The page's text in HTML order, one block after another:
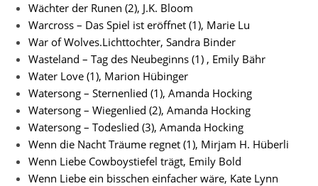
Wächter der Runen (2), J.K. Bloom
Warcross – Das Spiel ist eröffnet (1), Marie Lu
War of Wolves.Lichttochter, Sandra Binder
Wasteland – Tag des Neubeginns (1) , Emily Bähr
Water Love (1), Marion Hübinger
Watersong – Sternenlied (1), Amanda Hocking
Watersong – Wiegenlied (2), Amanda Hocking
Watersong – Todeslied (3), Amanda Hocking
Wenn die Nacht Träume regnet (1), Mirjam H. Hüberli
Wenn Liebe Cowboystiefel trägt, Emily Bold
Wenn Liebe ein bisschen einfacher wäre, Kate Lynn